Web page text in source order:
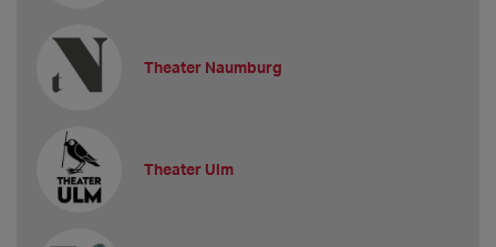
Theater Naumburg
Theater Ulm